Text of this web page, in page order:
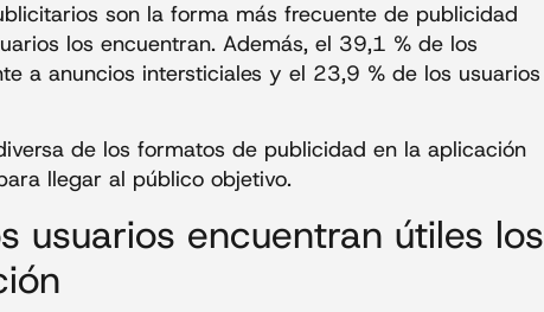
son la forma más frecuente de publicidad
los encuentran. Además, el 39,1 % de los
a anuncios intersticiales y el 23,9 % de los usuarios
de los formatos de publicidad en la aplicación
llegar al público objetivo.
usuarios encuentran útiles los